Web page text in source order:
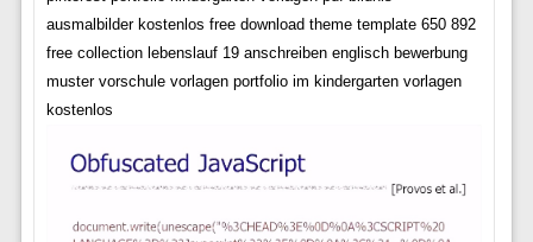
ausmalbilder kostenlos free download theme template 650 892
free collection lebenslauf 19 anschreiben englisch bewerbung
muster vorschule vorlagen portfolio im kindergarten vorlagen
kostenlos